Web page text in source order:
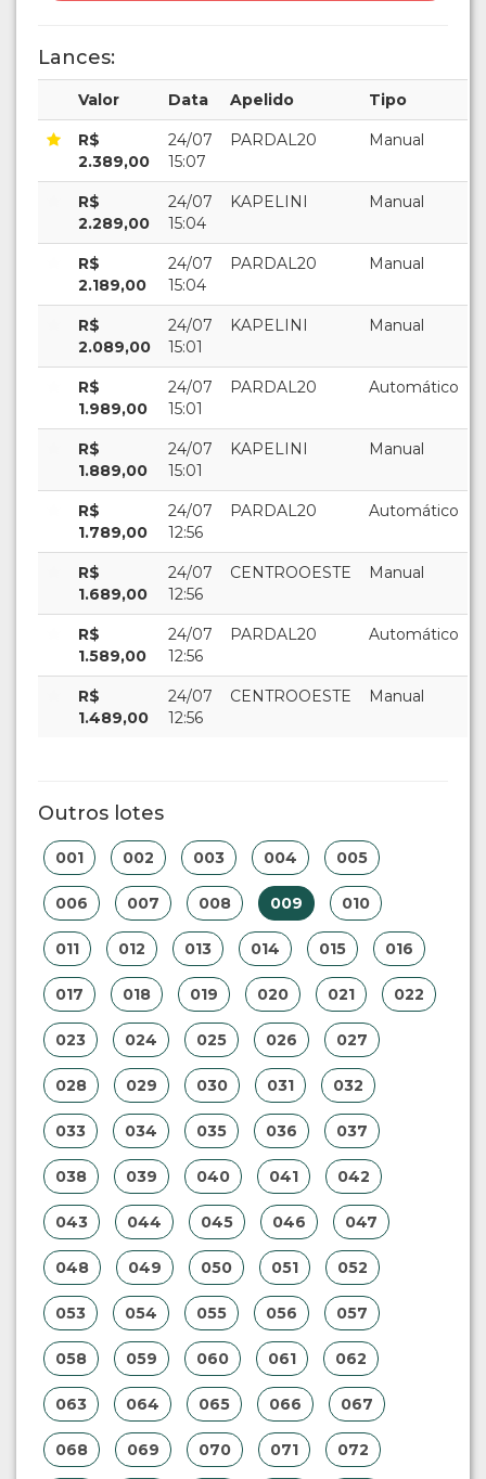
Lances:
Valor Data Apelido Tipo
R$
2.389,00
24/07
15:07
PARDAL20 Manual
R$
2.289,00
24/07
15:04
KAPELINI Manual
R$
2.189,00
24/07
15:04
PARDAL20 Manual
R$
2.089,00
24/07
15:01
KAPELINI Manual
R$
1.989,00
24/07
15:01
PARDAL20 Automático
R$
1.889,00
24/07
15:01
KAPELINI Manual
R$
1.789,00
24/07
12:56
PARDAL20 Automático
R$
1.689,00
24/07
12:56
CENTROOESTE Manual
R$
1.589,00
24/07
12:56
PARDAL20 Automático
R$
1.489,00
24/07
12:56
CENTROOESTE Manual
Outros lotes
001 002 003 004 005
006 007 008 009 010
011 012 013 014 015 016
017 018 019 020 021 022
023 024 025 026 027
028 029 030 031 032
033 034 035 036 037
038 039 040 041 042
043 044 045 046 047
048 049 050 051 052
053 054 055 056 057
058 059 060 061 062
063 064 065 066 067
068 069 070 071 072